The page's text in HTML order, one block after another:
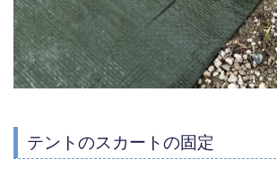
テントのスカートの固定